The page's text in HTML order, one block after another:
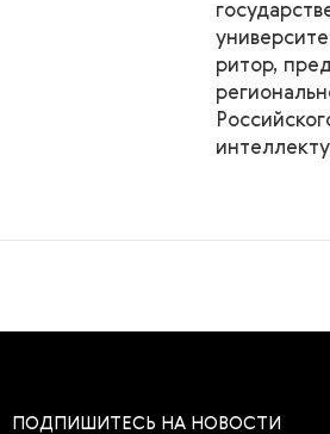
ритор,
ПОДПИШИТЕСЬ НА НОВОСТИ